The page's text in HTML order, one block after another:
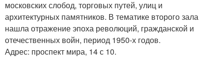
московских слобод, торговых путей, улиц и
архитектурных памятников. В тематике второго зала
нашла отражение эпоха революций, гражданской и
отечественных войн, период 1950-х годов.
Адрес: проспект мира, 14 с 10.